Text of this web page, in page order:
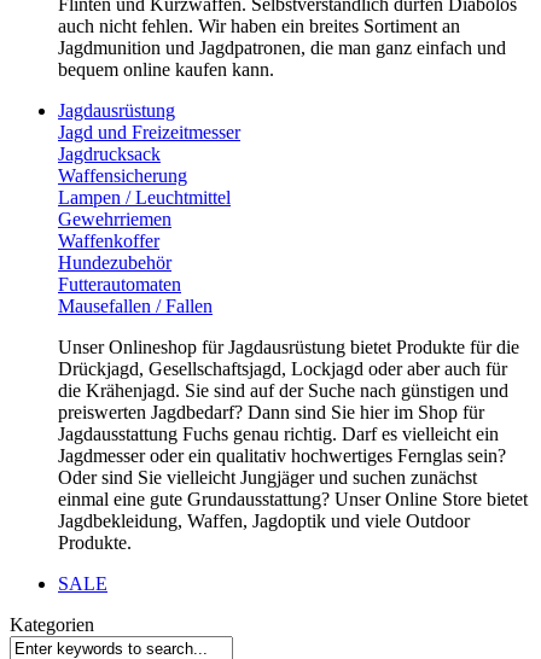
auch nicht fehlen. Wir haben ein breites Sortiment an
Jagdmunition und Jagdpatronen, die man ganz einfach und
bequem online kaufen kann.
Jagdausrüstung
Jagd und Freizeitmesser
Jagdrucksack
Waffensicherung
Lampen / Leuchtmittel
Gewehrriemen
Waffenkoffer
Hundezubehör
Futterautomaten
Mausefallen / Fallen
Unser Onlineshop für Jagdausrüstung bietet Produkte für die
Drückjagd, Gesellschaftsjagd, Lockjagd oder aber auch für
die Krähenjagd. Sie sind auf der Suche nach günstigen und
preiswerten Jagdbedarf? Dann sind Sie hier im Shop für
Jagdausstattung Fuchs genau richtig. Darf es vielleicht ein
Jagdmesser oder ein qualitativ hochwertiges Fernglas sein?
Oder sind Sie vielleicht Jungjäger und suchen zunächst
einmal eine gute Grundausstattung? Unser Online Store bietet
Jagdbekleidung, Waffen, Jagdoptik und viele Outdoor
Produkte.
SALE
Kategorien